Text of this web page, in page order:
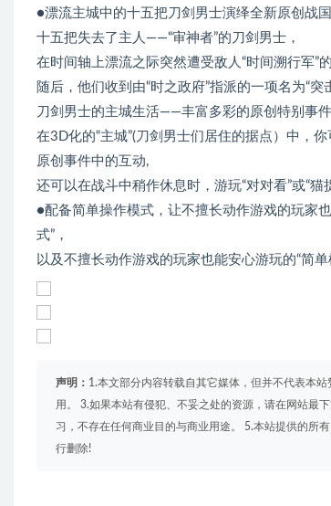
●漂流主城中的十五把刀剑男士演绎全新原创战
十五把失去了主人——“审神者”的刀剑男士，
在时间轴上漂流之际突然遭受敌人“时间溯行军”的
随后，他们收到由“时之政府”指派的一项名为“
刀剑男士的主城生活——丰富多彩的原创特别事
在3D化的“主城”(刀剑男士们居住的据点）中，
原创事件中的互动,
还可以在战斗中稍作休息时，游玩“对对看”或“
●配备简单操作模式，让不擅长动作游戏的玩家
式”，
以及不擅长动作游戏的玩家也能安心游玩的“简
声明： 1.本文部分内容转载自其它媒体，但并不代表本
用。 3.如果本站有侵犯、不妥之处的资源，请在网站最
习，不存在任何商业目的与商业用途。 5.本站提供的所
行删除!